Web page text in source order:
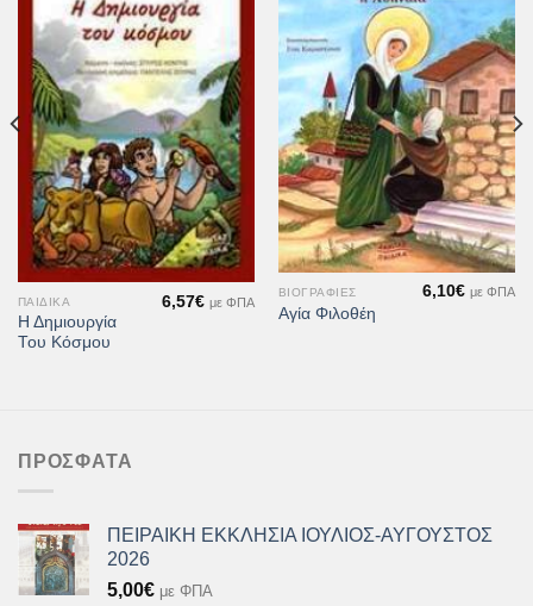
Προσθήκη
στη Λίστα
Επιθυμιών
ΠΑΙΔΙΚΆ
Η Δημιουργία
Του Κόσμου
6,57€ με ΦΠΑ
Προσθήκη
στη Λίστα
Επιθυμιών
ΒΙΟΓΡΑΦΊΕΣ
Αγία Φιλοθέη
6,10€ με ΦΠΑ
ΠΡΌΣΦΑΤΑ
ΠΕΙΡΑΙΚΗ ΕΚΚΛΗΣΙΑ ΙΟΥΛΙΟΣ-ΑΥΓΟΥΣΤΟΣ
2026
5,00€ με ΦΠΑ